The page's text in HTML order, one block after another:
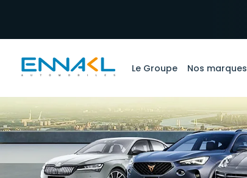
Le Groupe Nos marques